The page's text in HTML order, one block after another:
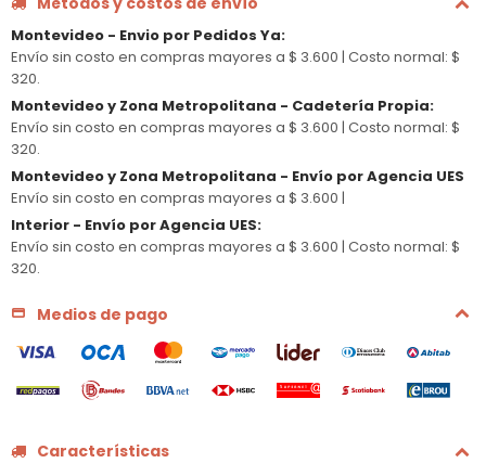
Montevideo - Envio por Pedidos Ya:
Envío sin costo en compras mayores a $ 3.600 | Costo normal: $
320.
Montevideo y Zona Metropolitana - Cadetería Propia:
Envío sin costo en compras mayores a $ 3.600 | Costo normal: $
320.
Montevideo y Zona Metropolitana - Envío por Agencia UES
Envío sin costo en compras mayores a $ 3.600 |
Interior - Envío por Agencia UES:
Envío sin costo en compras mayores a $ 3.600 | Costo normal: $
320.
Medios de pago
Características